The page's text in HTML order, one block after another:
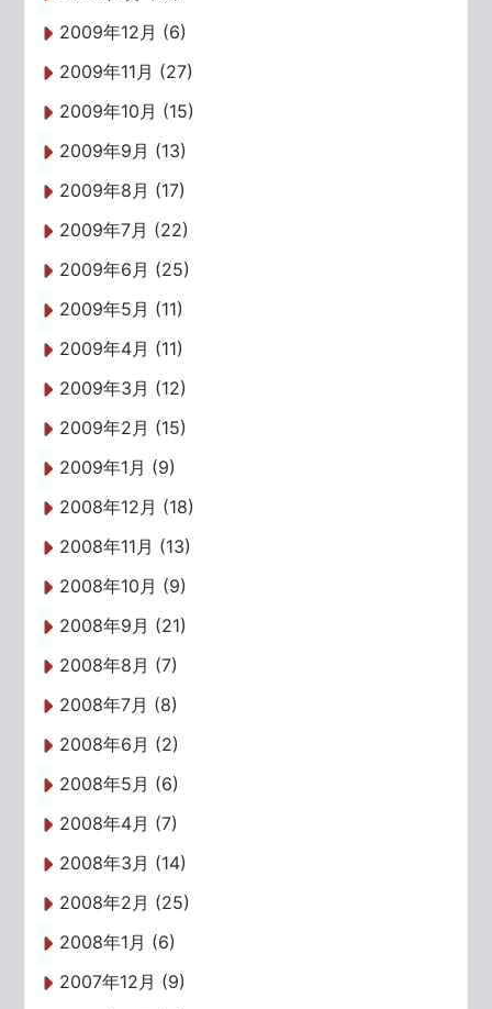
2009年12月 (6)
2009年11月 (27)
2009年10月 (15)
2009年9月 (13)
2009年8月 (17)
2009年7月 (22)
2009年6月 (25)
2009年5月 (11)
2009年4月 (11)
2009年3月 (12)
2009年2月 (15)
2009年1月 (9)
2008年12月 (18)
2008年11月 (13)
2008年10月 (9)
2008年9月 (21)
2008年8月 (7)
2008年7月 (8)
2008年6月 (2)
2008年5月 (6)
2008年4月 (7)
2008年3月 (14)
2008年2月 (25)
2008年1月 (6)
2007年12月 (9)